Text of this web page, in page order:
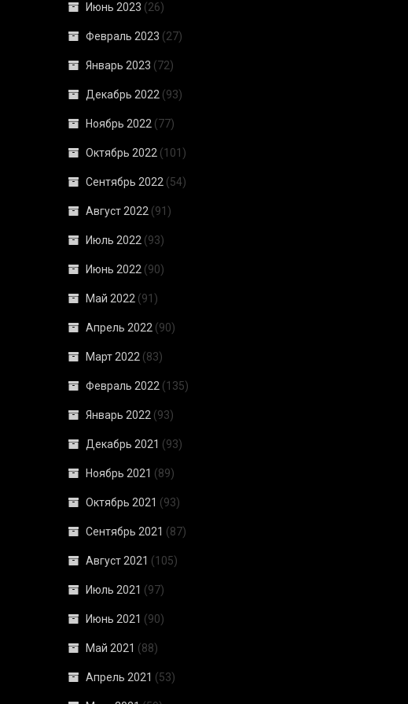
Июнь 2023 (26)
Февраль 2023 (27)
Январь 2023 (72)
Декабрь 2022 (93)
Ноябрь 2022 (77)
Октябрь 2022 (101)
Сентябрь 2022 (54)
Август 2022 (91)
Июль 2022 (93)
Июнь 2022 (90)
Май 2022 (91)
Апрель 2022 (90)
Март 2022 (83)
Февраль 2022 (135)
Январь 2022 (93)
Декабрь 2021 (93)
Ноябрь 2021 (89)
Октябрь 2021 (93)
Сентябрь 2021 (87)
Август 2021 (105)
Июль 2021 (97)
Июнь 2021 (90)
Май 2021 (88)
Апрель 2021 (53)